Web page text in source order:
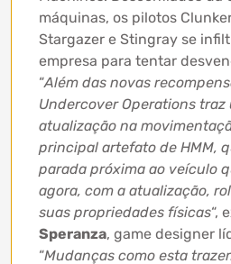
máquinas, os pilotos
Stargazer e Stingray se
empresa para tentar
“Além das novas
Undercover Operations
atualização na
principal artefato de HMM,
parada próxima ao veículo
agora, com a atualização,
suas propriedades físicas“,
Speranza, game designer
“Mudanças como esta